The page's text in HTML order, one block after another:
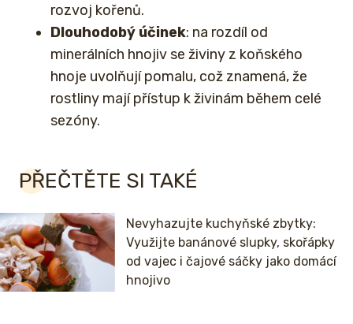
rozvoj kořenů.
Dlouhodobý účinek: na rozdíl od
minerálních hnojiv se živiny z koňského
hnoje uvolňují pomalu, což znamená, že
rostliny mají přístup k živinám během celé
sezóny.
PŘEČTĚTE SI TAKÉ
Nevyhazujte kuchyňské zbytky:
Využijte banánové slupky, skořápky
od vajec i čajové sáčky jako domácí
hnojivo